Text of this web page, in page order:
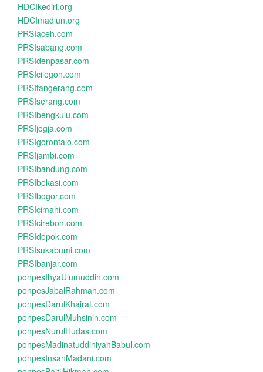
HDCIkediri.org
HDCImadiun.org
PRSIaceh.com
PRSIsabang.com
PRSIdenpasar.com
PRSIcilegon.com
PRSItangerang.com
PRSIserang.com
PRSIbengkulu.com
PRSIjogja.com
PRSIgorontalo.com
PRSIjambi.com
PRSIbandung.com
PRSIbekasi.com
PRSIbogor.com
PRSIcimahi.com
PRSIcirebon.com
PRSIdepok.com
PRSIsukabumi.com
PRSIbanjar.com
ponpesIhyaUlumuddin.com
ponpesJabalRahmah.com
ponpesDarulKhairat.com
ponpesDarulMuhsinin.com
ponpesNurulHudas.com
ponpesMadinatuddiniyahBabul.com
ponpesInsanMadani.com